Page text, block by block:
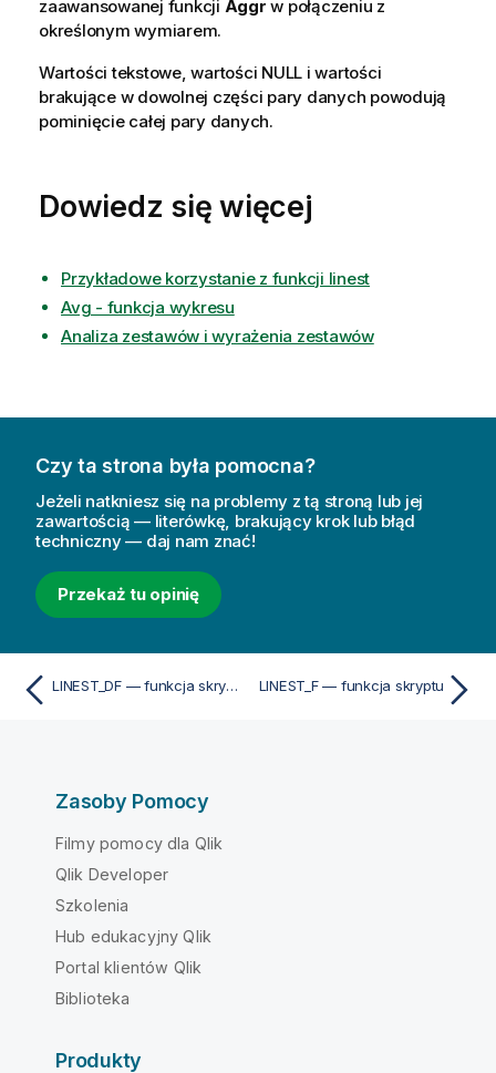
zaawansowanej funkcji Aggr w połączeniu z
określonym wymiarem.
Wartości tekstowe, wartości NULL i wartości
brakujące w dowolnej części pary danych powodują
pominięcie całej pary danych.
Dowiedz się więcej
Przykładowe korzystanie z funkcji linest
Avg - funkcja wykresu
Analiza zestawów i wyrażenia zestawów
Czy ta strona była pomocna?
Jeżeli natkniesz się na problemy z tą stroną lub jej
zawartością — literówkę, brakujący krok lub błąd
techniczny — daj nam znać!
Przekaż tu opinię
LINEST_DF — funkcja skryptu LINEST_F — funkcja skryptu
Zasoby Pomocy
Filmy pomocy dla Qlik
Qlik Developer
Szkolenia
Hub edukacyjny Qlik
Portal klientów Qlik
Biblioteka
Produkty